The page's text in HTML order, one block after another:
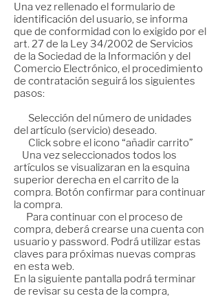
Una vez rellenado el formulario de
identificación del usuario, se informa
que de conformidad con lo exigido por el
art. 27 de la Ley 34/2002 de Servicios
de la Sociedad de la Información y del
Comercio Electrónico, el procedimiento
de contratación seguirá los siguientes
pasos:
Selección del número de unidades
del artículo (servicio) deseado.
Click sobre el icono “añadir carrito”
Una vez seleccionados todos los
artículos se visualizaran en la esquina
superior derecha en el carrito de la
compra. Botón confirmar para continuar
la compra.
Para continuar con el proceso de
compra, deberá crearse una cuenta con
usuario y password. Podrá utilizar estas
claves para próximas nuevas compras
en esta web.
En la siguiente pantalla podrá terminar
de revisar su cesta de la compra,